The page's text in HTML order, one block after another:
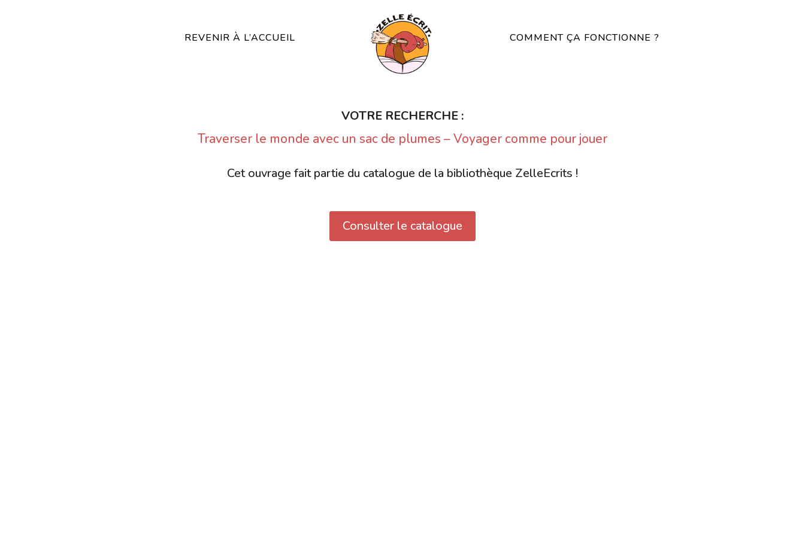
REVENIR À L’ACCUEIL COMMENT ÇA FONCTIONNE ?
VOTRE RECHERCHE :
Traverser le monde avec un sac de plumes – Voyager comme pour jouer
Cet ouvrage fait partie du catalogue de la bibliothèque ZelleEcrits !
Consulter le catalogue